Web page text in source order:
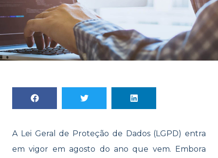
A Lei Geral de Proteção de Dados (LGPD) entra
em vigor em agosto do ano que vem. Embora